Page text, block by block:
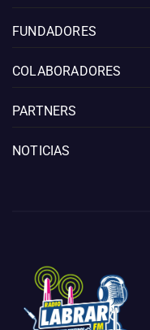
FUNDADORES
COLABORADORES
PARTNERS
NOTICIAS